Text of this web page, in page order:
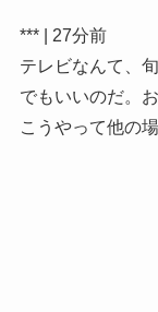
*** | 27分前
テレビなんて、
でもいいのだ。
こうやって他の